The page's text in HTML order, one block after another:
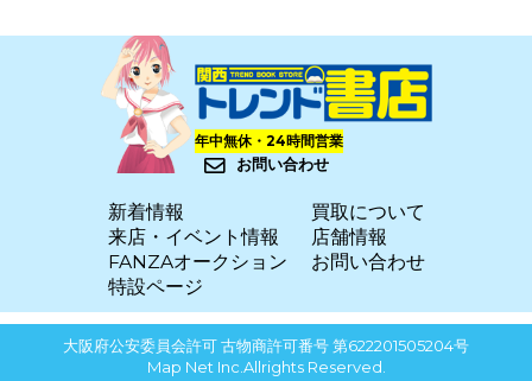
年中無休・24時間営業
お問い合わせ
新着情報
来店・イベント情報
FANZAオークション
特設ページ
買取について
店舗情報
お問い合わせ
大阪府公安委員会許可 古物商許可番号 第622201505204号
Map Net Inc.Allrights Reserved.